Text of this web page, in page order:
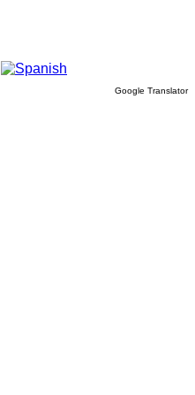
Google Translator